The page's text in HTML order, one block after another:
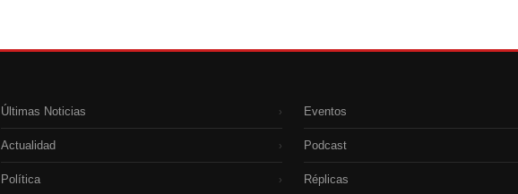
Últimas Noticias ›
Actualidad ›
Política ›
Eventos
Podcast
Réplicas